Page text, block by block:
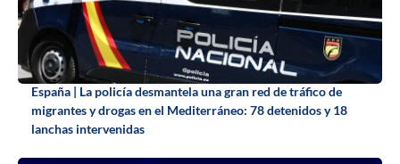
España | La policía desmantela una gran red de tráfico de
migrantes y drogas en el Mediterráneo: 78 detenidos y 18
lanchas intervenidas